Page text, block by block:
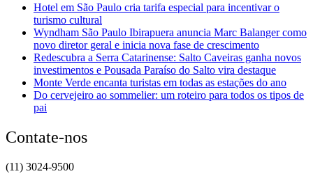
Hotel em São Paulo cria tarifa especial para incentivar o
turismo cultural
Wyndham São Paulo Ibirapuera anuncia Marc Balanger como
novo diretor geral e inicia nova fase de crescimento
Redescubra a Serra Catarinense: Salto Caveiras ganha novos
investimentos e Pousada Paraíso do Salto vira destaque
Monte Verde encanta turistas em todas as estações do ano
Do cervejeiro ao sommelier: um roteiro para todos os tipos de
pai
Contate-nos
(11) 3024-9500